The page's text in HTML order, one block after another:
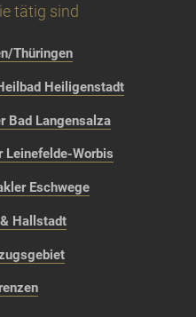
tätig sind
Thüringen
Heiligenstadt
Bad Langensalza
Leinefelde-Worbis
Eschwege
Hallstadt